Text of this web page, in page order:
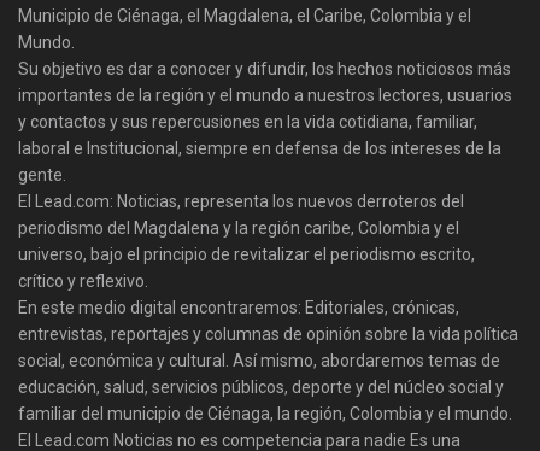
Municipio de Ciénaga, el Magdalena, el Caribe, Colombia y el
Mundo.
Su objetivo es dar a conocer y difundir, los hechos noticiosos más
importantes de la región y el mundo a nuestros lectores, usuarios
y contactos y sus repercusiones en la vida cotidiana, familiar,
laboral e Institucional, siempre en defensa de los intereses de la
gente.
El Lead.com: Noticias, representa los nuevos derroteros del
periodismo del Magdalena y la región caribe, Colombia y el
universo, bajo el principio de revitalizar el periodismo escrito,
crítico y reflexivo.
En este medio digital encontraremos: Editoriales, crónicas,
entrevistas, reportajes y columnas de opinión sobre la vida política
social, económica y cultural. Así mismo, abordaremos temas de
educación, salud, servicios públicos, deporte y del núcleo social y
familiar del municipio de Ciénaga, la región, Colombia y el mundo.
El Lead.com Noticias no es competencia para nadie Es una